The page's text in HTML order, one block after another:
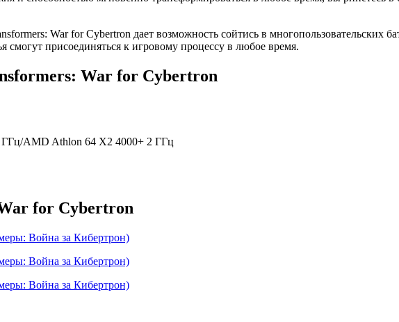
War for Cybertron дает возможность сойтись в
смогут присоединяться к игровому процессу в любое время.
War for Cybertron
AMD Athlon 64 X2 4000+ 2 ГГц
for Cybertron